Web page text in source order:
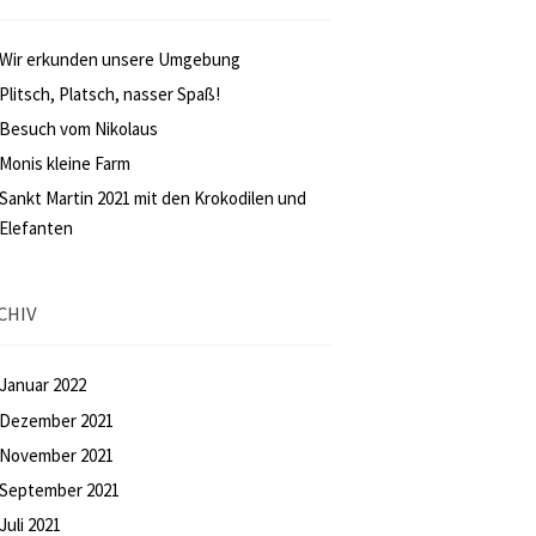
Wir erkunden unsere Umgebung
Plitsch, Platsch, nasser Spaß!
Besuch vom Nikolaus
Monis kleine Farm
Sankt Martin 2021 mit den Krokodilen und
Elefanten
Januar 2022
Dezember 2021
November 2021
September 2021
Juli 2021